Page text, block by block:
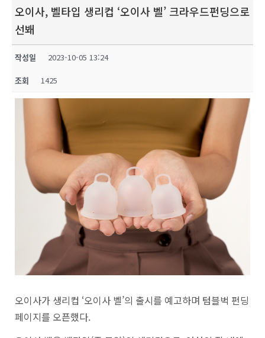
오이사, 벨타입 생리컵 ‘오이사 벨’ 크라우드펀딩으로
선봬
작성일 2023-10-05 13:24
조회 1425
오이사가 생리컵 ‘오이사 벨’의 출시를 예고하며 텀블벅 펀딩
페이지를 오픈했다.